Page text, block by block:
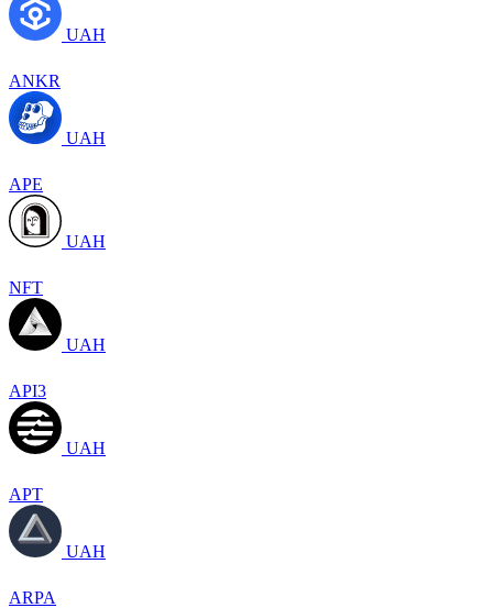
UAH
ANKR
UAH
APE
UAH
NFT
UAH
API3
UAH
APT
UAH
ARPA